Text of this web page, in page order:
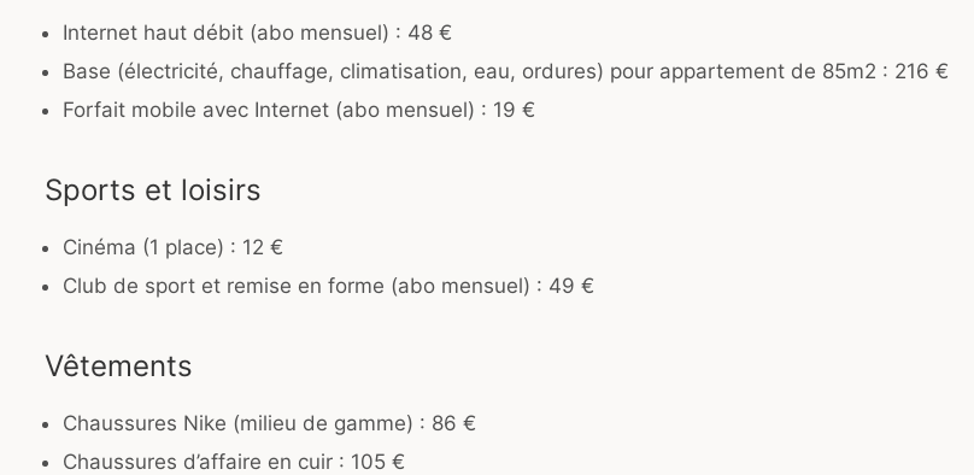
Internet haut débit (abo mensuel) : 48 €
Base (électricité, chauffage, climatisation, eau, ordures) pour appartement de 85m2 : 216 €
Forfait mobile avec Internet (abo mensuel) : 19 €
Sports et loisirs
Cinéma (1 place) : 12 €
Club de sport et remise en forme (abo mensuel) : 49 €
Vêtements
Chaussures Nike (milieu de gamme) : 86 €
Chaussures d’affaire en cuir : 105 €